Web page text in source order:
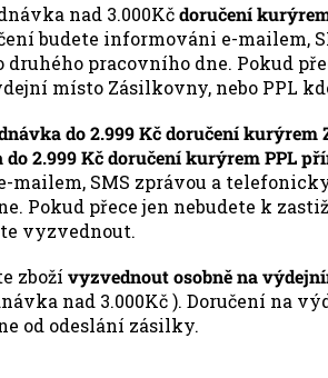
nad 3.000Kčdoručení
budete informováni e-mailem,
druhého pracovního dne. Pokud
místo Zásilkovny, nebo PPL
do 2.999 Kč doručení
do 2.999 Kč doručení kurýrem PPL
SMS zprávou a
Pokud přece jen nebudete k
vyzvednout.
zboží vyzvednout osobně na
nad 3.000Kč ). Doručení na
od odeslání zásilky.